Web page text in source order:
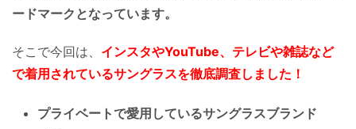
ードマークとなっています。
そこで今回は、 インスタやYouTube、テレビや雑誌など
で着用されているサングラスを徹底調査しました！
プライベートで愛用しているサングラスブランド